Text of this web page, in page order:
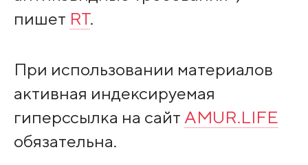
пишет RT.
При использовании материалов
активная индексируемая
гиперссылка на сайт AMUR.LIFE
обязательна.